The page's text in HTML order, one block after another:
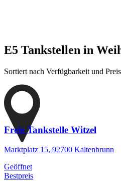
E5 Tankstellen in
Sortiert nach Verfügbarkeit und
Freie Tankstelle Witzel
Marktplatz 15, 92700 Kaltenbrunn
Geöffnet
Bestpreis